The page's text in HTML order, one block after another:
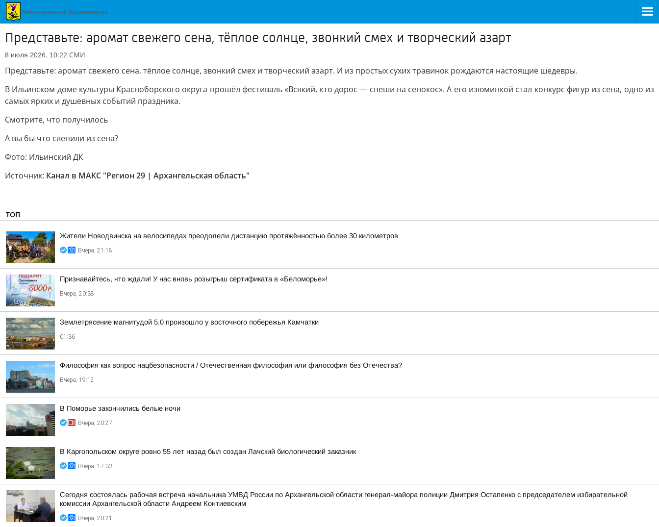
Представьте: аромат свежего сена, тёплое солнце, звонкий смех и творческий азарт
8 июля 2026, 10:22 СМИ
Представьте: аромат свежего сена, тёплое солнце, звонкий смех и творческий азарт. И из простых сухих травинок рождаются настоящие шедевры.
В Ильинском доме культуры Красноборского округа прошёл фестиваль «Всякий, кто дорос — спеши на сенокос». А его изюминкой стал конкурс фигур из сена, одно из
самых ярких и душевных событий праздника.
Смотрите, что получилось
А вы бы что слепили из сена?
Фото: Ильинский ДК
Источник: Канал в МАКС "Регион 29 | Архангельская область"
ТОП
Жители Новодвинска на велосипедах преодолели дистанцию протяжённостью более 30 километров
Вчера, 21:18
Признавайтесь, что ждали! У нас вновь розыгрыш сертификата в «Беломорье»!
Вчера, 20:38
Землетрясение магнитудой 5.0 произошло у восточного побережья Камчатки
01:36
Философия как вопрос нацбезопасности / Отечественная философия или философия без Отечества?
Вчера, 19:12
В Поморье закончились белые ночи
Вчера, 20:27
В Каргопольском округе ровно 55 лет назад был создан Лачский биологический заказник
Вчера, 17:33
Сегодня состоялась рабочая встреча начальника УМВД России по Архангельской области генерал-майора полиции Дмитрия Остапенко с председателем избирательной
комиссии Архангельской области Андреем Контиевским
Вчера, 20:21